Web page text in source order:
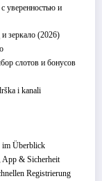
уверенностью и
зеркало (2026)
слотов и бонусов
i kanali
im Überblick
App & Sicherheit
Registrierung